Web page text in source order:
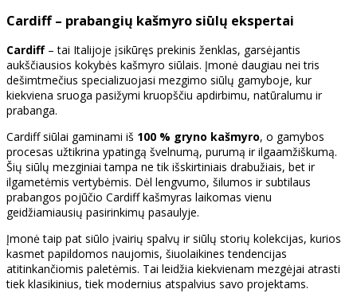
Cardiff – prabangių kašmyro siūlų ekspertai
Cardiff– tai Italijoje įsikūręs prekinis ženklas, garsėjantis
aukščiausios kokybės kašmyro siūlais. Įmonė daugiau nei tris
dešimtmečius specializuojasi mezgimo siūlų gamyboje, kur
kiekviena sruoga pasižymi kruopščiu apdirbimu, natūralumu ir
prabanga.
Cardiff siūlai gaminami iš 100 % gryno kašmyro, o gamybos
procesas užtikrina ypatingą švelnumą, purumą ir ilgaamžiškumą.
Šių siūlų mezginiai tampa ne tik išskirtiniais drabužiais, bet ir
ilgametėmis vertybėmis. Dėl lengvumo, šilumos ir subtilaus
prabangos pojūčio Cardiff kašmyras laikomas vienu
geidžiamiausių pasirinkimų pasaulyje.
Įmonė taip pat siūlo įvairių spalvų ir siūlų storių kolekcijas, kurios
kasmet papildomos naujomis, šiuolaikines tendencijas
atitinkančiomis paletėmis. Tai leidžia kiekvienam mezgėjai atrasti
tiek klasikinius, tiek modernius atspalvius savo projektams.